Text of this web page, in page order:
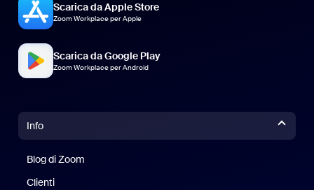
Scarica da Apple Store
Zoom Workplace per Apple
Scarica da Google Play
Zoom Workplace per Android
Info
Blog di Zoom
Clienti